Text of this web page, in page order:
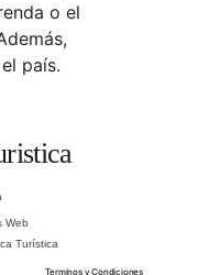
o el
país.
Terminos y Condiciones
Web
Turística